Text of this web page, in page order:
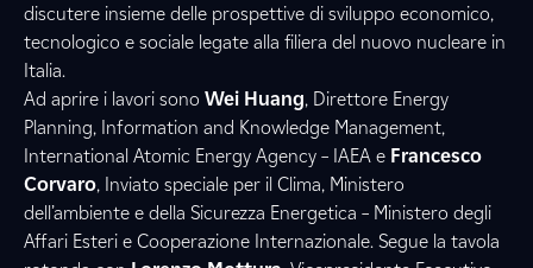
discutere insieme delle prospettive di sviluppo economico,
tecnologico e sociale legate alla filiera del nuovo nucleare in
Italia.
Ad aprire i lavori sono Wei Huang, Direttore Energy
Planning, Information and Knowledge Management,
International Atomic Energy Agency – IAEA e Francesco
Corvaro, Inviato speciale per il Clima, Ministero
dell’ambiente e della Sicurezza Energetica – Ministero degli
Affari Esteri e Cooperazione Internazionale. Segue la tavola